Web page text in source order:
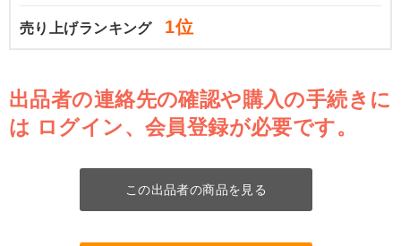
売り上げランキング 1位
出品者の連絡先の確認や購入の手続きに
は ログイン、会員登録が必要です。
この出品者の商品を見る